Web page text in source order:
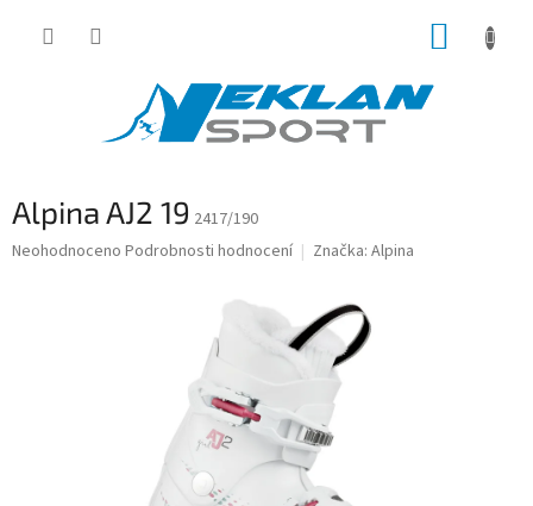
Alpina AJ2 19 2417/190
Průměrné
Neohodnoceno Podrobnosti hodnocení Značka: Alpina